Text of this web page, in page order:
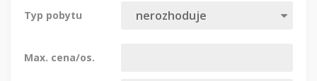
Typ pobytu
Max. cena/os.